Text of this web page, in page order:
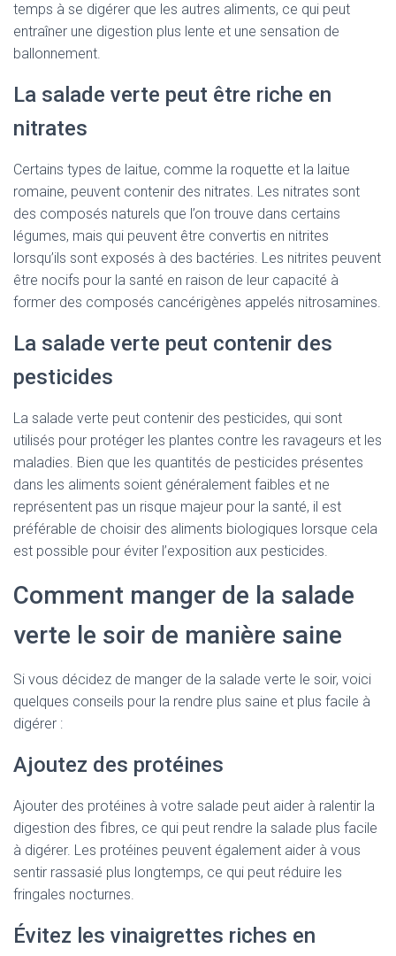
temps à se digérer que les autres aliments, ce qui peut
entraîner une digestion plus lente et une sensation de
ballonnement.
La salade verte peut être riche en
nitrates
Certains types de laitue, comme la roquette et la laitue
romaine, peuvent contenir des nitrates. Les nitrates sont
des composés naturels que l’on trouve dans certains
légumes, mais qui peuvent être convertis en nitrites
lorsqu’ils sont exposés à des bactéries. Les nitrites peuvent
être nocifs pour la santé en raison de leur capacité à
former des composés cancérigènes appelés nitrosamines.
La salade verte peut contenir des
pesticides
La salade verte peut contenir des pesticides, qui sont
utilisés pour protéger les plantes contre les ravageurs et les
maladies. Bien que les quantités de pesticides présentes
dans les aliments soient généralement faibles et ne
représentent pas un risque majeur pour la santé, il est
préférable de choisir des aliments biologiques lorsque cela
est possible pour éviter l’exposition aux pesticides.
Comment manger de la salade
verte le soir de manière saine
Si vous décidez de manger de la salade verte le soir, voici
quelques conseils pour la rendre plus saine et plus facile à
digérer :
Ajoutez des protéines
Ajouter des protéines à votre salade peut aider à ralentir la
digestion des fibres, ce qui peut rendre la salade plus facile
à digérer. Les protéines peuvent également aider à vous
sentir rassasié plus longtemps, ce qui peut réduire les
fringales nocturnes.
Évitez les vinaigrettes riches en